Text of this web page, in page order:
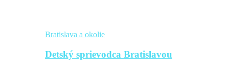
Bratislava a okolie
Detský sprievodca Bratislavou